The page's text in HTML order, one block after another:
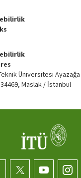
Üniversitesi
34469, Maslak / İstanbul